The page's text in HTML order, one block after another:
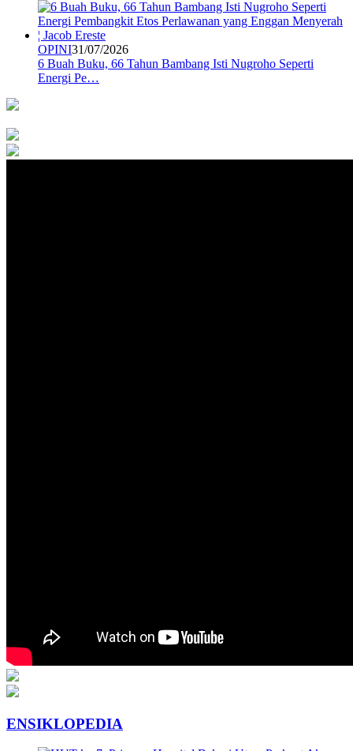
OPINI31/07/2026
6 Buah Buku, 66 Tahun Bambang Isti Nugroho Seperti
Energi Pe…
ENSIKLOPEDIA